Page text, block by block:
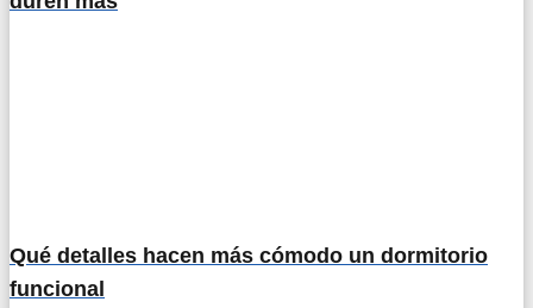
Qué detalles hacen más cómodo un dormitorio
funcional